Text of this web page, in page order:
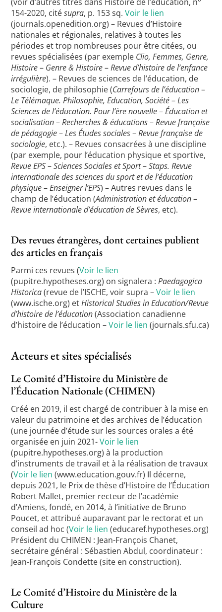
154-2020, citésupra, p. 153 sq.Voir le lien
(journals.openedition.org) – Revues d’Histoire
nationales et régionales, relatives à toutes les
périodes et trop nombreuses pour être citées, ou
revues spécialisées (par exemple Clio, Femmes, Genre,
Histoire– Genre & Histoire–Revue d’histoire de l’enfance
irrégulière). – Revues de sciences de l’éducation, de
sociologie, de philosophie (Carrefours de l’éducation–
Le Télémaque. Philosophie, Education, Société–Les
Sciences de l’éducation. Pour l’ère nouvelle–Éducation et
socialisation–Recherches & éducations–Revue française
de pédagogie–Les Études sociales–Revue française de
sociologie, etc.). – Revues consacrées à une discipline
(par exemple, pour l’éducation physique et sportive,
Revue EPS–Sciences Sociales et Sport–Staps. Revue
internationale des sciences du sport et de l’éducation
physique–Enseigner l’EPS) – Autres revues dans le
champ de l’éducation (Administration et éducation–
Revue internationale d’éducation de Sèvres, etc).
Des revues étrangères, dont certaines publient
des articles en français
Parmi ces revues (Voir le lien
(pupitre.hypotheses.org) on signalera :Paedagogica
Historica(revue de l’ISCHE, voir supra –Voir le lien
(www.ische.org) etHistorical Studies in Education/Revue
d’histoire de l’éducation(Association canadienne
d’histoire de l’éducation –Voir le lien (journals.sfu.ca)
Acteurs et sites spécialisés
Le Comité d’Histoire du Ministère de
l’Éducation Nationale (CHIMEN)
Créé en 2019, il est chargé de contribuer à la mise en
valeur du patrimoine et des archives de l’éducation
(une journée d’étude sur les sources orales a été
organisée en juin 2021-Voir le lien
(pupitre.hypotheses.org) à la production
d’instruments de travail et à la réalisation de travaux
(Voir le lien (www.education.gouv.fr) Il décerne,
depuis 2021, le Prix de thèse d’Histoire de l’Éducation
Robert Mallet, premier recteur de l’académie
d’Amiens, fondé, en 2014, à l’initiative de Bruno
Poucet, et attribué auparavant par le rectorat et un
conseil ad hoc (Voir le lien (educaref.hypotheses.org)
Président du CHIMEN : Jean-François Chanet,
secrétaire général : Sébastien Abdul, coordinateur :
Jean-François Condette (site en construction).
Le Comité d’Histoire du Ministère de la
Culture